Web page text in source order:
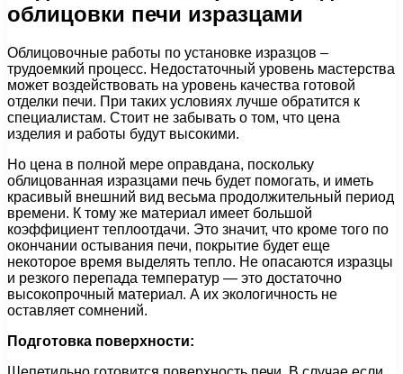
облицовки печи изразцами
Облицовочные работы по установке изразцов –
трудоемкий процесс. Недостаточный уровень мастерства
может воздействовать на уровень качества готовой
отделки печи. При таких условиях лучше обратится к
специалистам. Стоит не забывать о том, что цена
изделия и работы будут высокими.
Но цена в полной мере оправдана, поскольку
облицованная изразцами печь будет помогать, и иметь
красивый внешний вид весьма продолжительный период
времени. К тому же материал имеет большой
коэффициент теплоотдачи. Это значит, что кроме того по
окончании остывания печи, покрытие будет еще
некоторое время выделять тепло. Не опасаются изразцы
и резкого перепада температур — это достаточно
высокопрочный материал. А их экологичность не
оставляет сомнений.
Подготовка поверхности: